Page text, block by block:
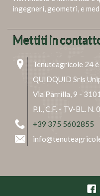
ingegneri, geometri, e
Mettiti in
Tenuteagricole 24
QUIDQUID Srls
Via Parrilla, 9 -
P.I., C.F. - TV-BL.
+39 375 5602855